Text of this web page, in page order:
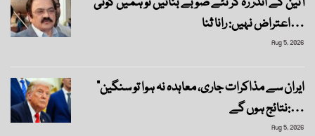
اعتراض نہیں: رانا ثنا…
Aug 5, 2026
“ایران سے مذاکرات جاری، معاہدہ نہ ہوا تو سنگین
نتائج ہوں گے:…
Aug 5, 2026